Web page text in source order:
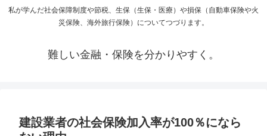
私が学んだ社会保障制度や節税、生保（生保・医療）や損保（自動車保険や火
災保険、海外旅行保険）についてつづります。
難しい金融・保険を分かりやすく。
建設業者の社会保険加入率が100％になら